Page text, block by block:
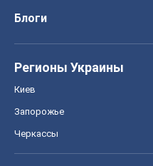
Блоги
Регионы Украины
Киев
Запорожье
Черкассы